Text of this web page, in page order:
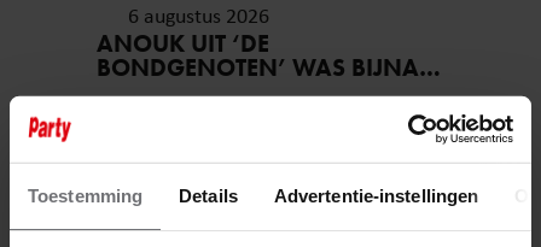
Toestemming Details Advertentie-instellingen
6 augustus 2026
ANOUK UIT ‘DE
BONDGENOTEN’ WAS BIJNA
STAGIAIRE BIJ HET MERK VAN